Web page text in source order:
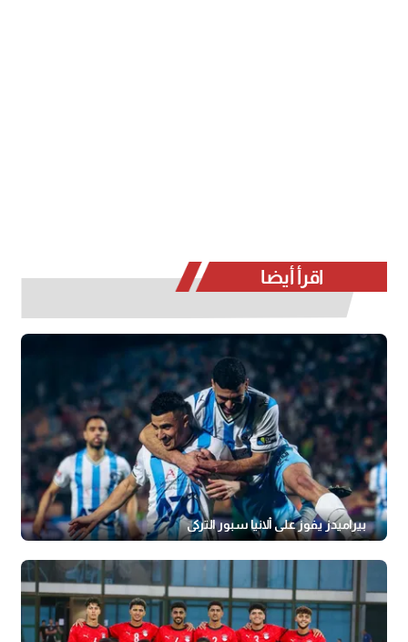
اقرأ أيضا
بيراميدز يفوز على ألانيا سبور التركي